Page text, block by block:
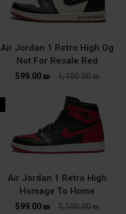
Air Jordan 1 Retro High Og
Not For Resale Red
1,100.00₪
599.00 ₪
Air Jordan 1 Retro High
Homage To Home
1,100.00₪
599.00 ₪